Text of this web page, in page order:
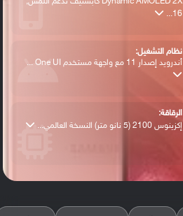
16...
نظام التشغيل:
أندرويد إصدار 11 مع واجهة مستخدم One UI ...
الرقاقة:
إكزينوس 2100 (5 نانو متر) النسخة العالمي...
الرام / التخزين: